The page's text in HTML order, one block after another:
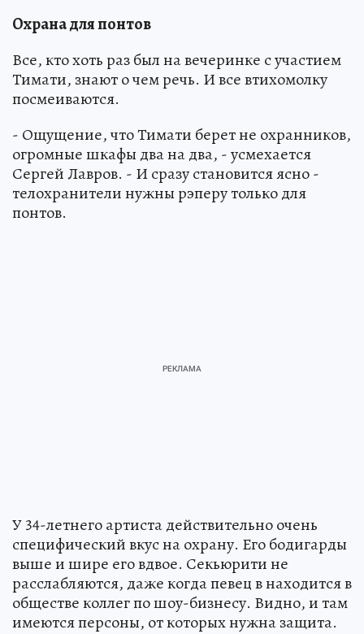
Охрана для понтов
Все, кто хоть раз был на вечеринке с участием
Тимати, знают о чем речь. И все втихомолку
посмеиваются.
- Ощущение, что Тимати берет не охранников,
огромные шкафы два на два, - усмехается
Сергей Лавров. - И сразу становится ясно -
телохранители нужны рэперу только для
понтов.
У 34-летнего артиста действительно очень
специфический вкус на охрану. Его бодигарды
выше и шире его вдвое. Секьюрити не
расслабляются, даже когда певец в находится в
обществе коллег по шоу-бизнесу. Видно, и там
имеются персоны, от которых нужна защита.